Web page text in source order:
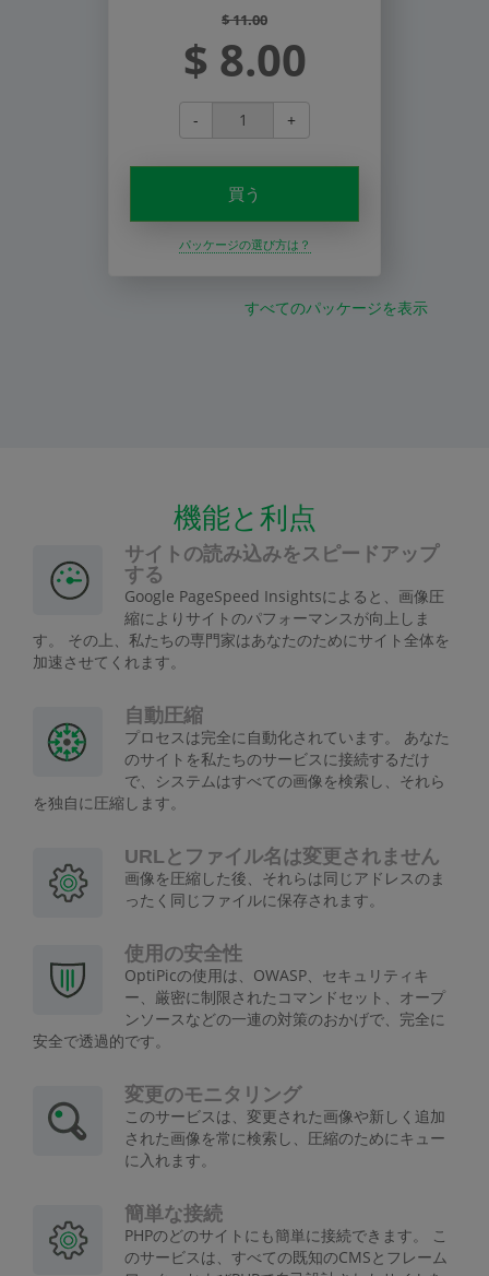
$ 11.00
$ 8.00
- +
買う
パッケージの選び方は？
すべてのパッケージを表示
機能と利点
サイトの読み込みをスピードアップ
する
Google PageSpeed Insightsによると、画像圧
縮によりサイトのパフォーマンスが向上しま
す。 その上、私たちの専門家はあなたのためにサイト全体を
加速させてくれます。
自動圧縮
プロセスは完全に自動化されています。 あなた
のサイトを私たちのサービスに接続するだけ
で、システムはすべての画像を検索し、それら
を独自に圧縮します。
URLとファイル名は変更されません
画像を圧縮した後、それらは同じアドレスのま
ったく同じファイルに保存されます。
使用の安全性
OptiPicの使用は、OWASP、セキュリティキ
ー、厳密に制限されたコマンドセット、オープ
ンソースなどの一連の対策のおかげで、完全に
安全で透過的です。
変更のモニタリング
このサービスは、変更された画像や新しく追加
された画像を常に検索し、圧縮のためにキュー
に入れます。
簡単な接続
PHPのどのサイトにも簡単に接続できます。 こ
のサービスは、すべての既知のCMSとフレーム